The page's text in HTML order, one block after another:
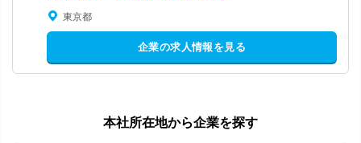
東京都
企業の求人情報を見る
本社所在地から企業を探す